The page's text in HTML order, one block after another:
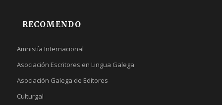
RECOMENDO
Amnistía Internacional
Asociación Escritores en Lingua Galega
Asociación Galega de Editores
Culturgal